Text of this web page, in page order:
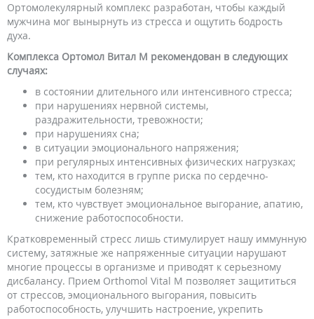
Ортомолекулярный комплекс разработан, чтобы каждый
мужчина мог вынырнуть из стресса и ощутить бодрость
духа.
Комплекса Ортомол Витал М рекомендован в следующих
случаях:
в состоянии длительного или интенсивного стресса;
при нарушениях нервной системы,
раздражительности, тревожности;
при нарушениях сна;
в ситуации эмоционального напряжения;
при регулярных интенсивных физических нагрузках;
тем, кто находится в группе риска по сердечно-
сосудистым болезням;
тем, кто чувствует эмоциональное выгорание, апатию,
снижение работоспособности.
Кратковременный стресс лишь стимулирует нашу иммунную
систему, затяжные же напряженные ситуации нарушают
многие процессы в организме и приводят к серьезному
дисбалансу. Прием Orthomol Vital M позволяет защититься
от стрессов, эмоционального выгорания, повысить
работоспособность, улучшить настроение, укрепить